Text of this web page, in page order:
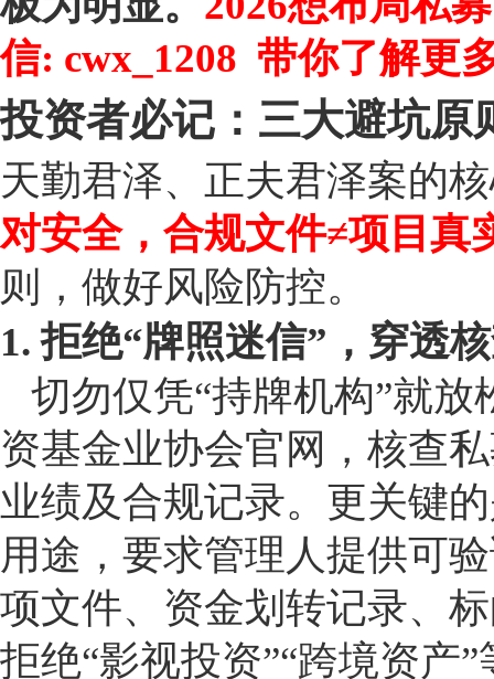
信: cwx_1208 带你了解更
投资者必记：三大避坑原
天勤君泽、正夫君泽案的
对安全，合规文件≠项目真
则，做好风险防控。
1. 拒绝“牌照迷信”，穿透
切勿仅凭“持牌机构”就
资基金业协会官网，核查
业绩及合规记录。更关键
用途，要求管理人提供可
项文件、资金划转记录、
拒绝“影视投资”“跨境资产